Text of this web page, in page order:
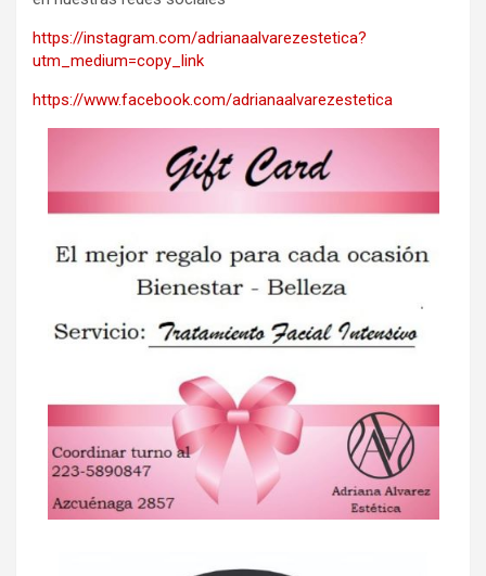
https://instagram.com/adrianaalvarezestetica?
utm_medium=copy_link
https://www.facebook.com/adrianaalvarezestetica